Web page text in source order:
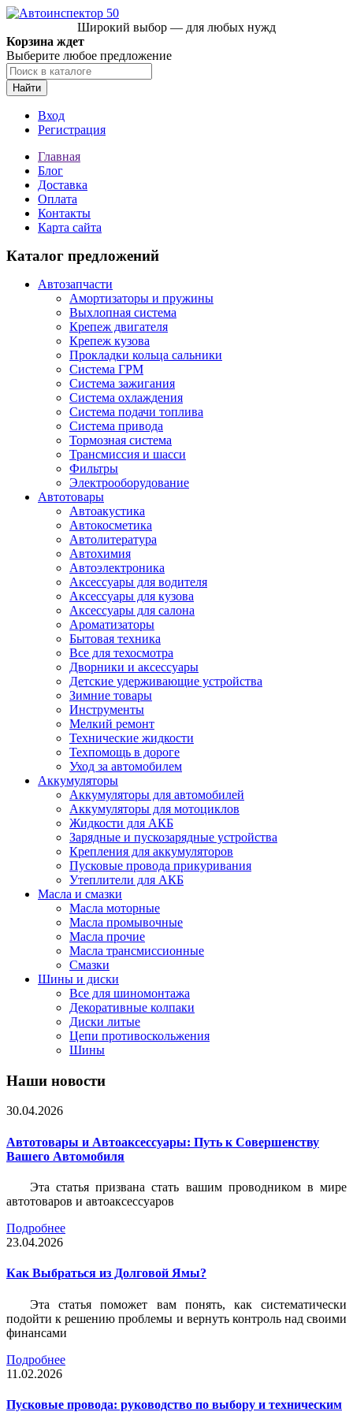
Широкий выбор — для любых нужд
Корзина ждет
Выберите любое предложение
Найти
Вход
Регистрация
Главная
Блог
Доставка
Оплата
Контакты
Карта сайта
Каталог предложений
Автозапчасти
Амортизаторы и пружины
Выхлопная система
Крепеж двигателя
Крепеж кузова
Прокладки кольца сальники
Система ГРМ
Система зажигания
Система охлаждения
Система подачи топлива
Система привода
Тормозная система
Трансмиссия и шасси
Фильтры
Электрооборудование
Автотовары
Автоакустика
Автокосметика
Автолитература
Автохимия
Автоэлектроника
Аксессуары для водителя
Аксессуары для кузова
Аксессуары для салона
Ароматизаторы
Бытовая техника
Все для техосмотра
Дворники и аксессуары
Детские удерживающие устройства
Зимние товары
Инструменты
Мелкий ремонт
Технические жидкости
Техпомощь в дороге
Уход за автомобилем
Аккумуляторы
Аккумуляторы для автомобилей
Аккумуляторы для мотоциклов
Жидкости для АКБ
Зарядные и пускозарядные устройства
Крепления для аккумуляторов
Пусковые провода прикуривания
Утеплители для АКБ
Масла и смазки
Масла моторные
Масла промывочные
Масла прочие
Масла трансмиссионные
Смазки
Шины и диски
Все для шиномонтажа
Декоративные колпаки
Диски литые
Цепи противоскольжения
Шины
Наши новости
30.04.2026
Автотовары и Автоаксессуары: Путь к Совершенству
Вашего Автомобиля
Эта статья призвана стать вашим проводником в мире
автотоваров и автоаксессуаров
Подробнее
23.04.2026
Как Выбраться из Долговой Ямы?
Эта статья поможет вам понять, как систематически
подойти к решению проблемы и вернуть контроль над своими
финансами
Подробнее
11.02.2026
Пусковые провода: руководство по выбору и техническим